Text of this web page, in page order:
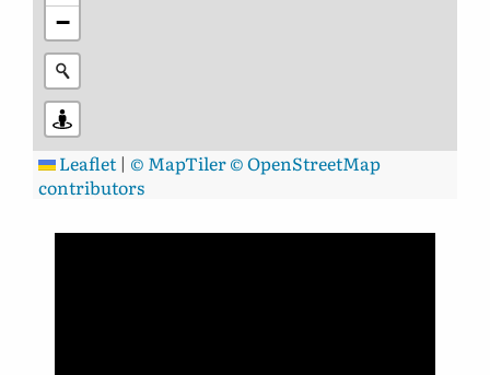
−
Leaflet | © MapTiler© OpenStreetMap
contributors